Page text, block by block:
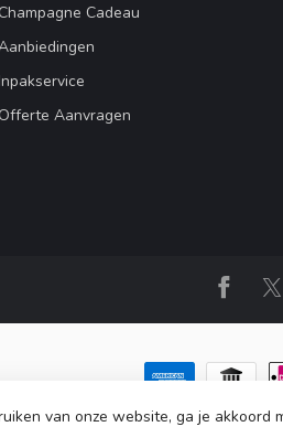
Champagne Cadeau
Offerte Aanvragen
© Copyright 2026 Club Champagne-
van onze website, ga je